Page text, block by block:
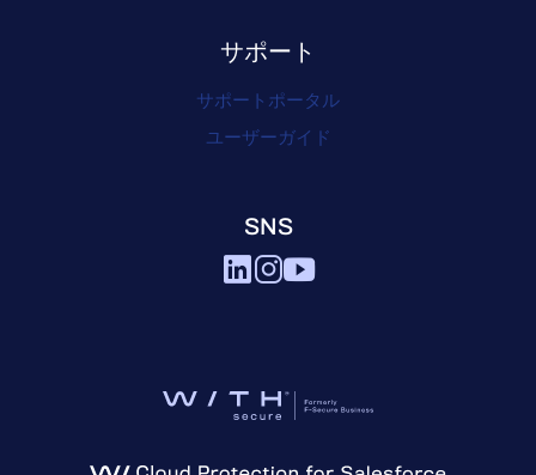
サポート
サポートポータル
ユーザーガイド
SNS